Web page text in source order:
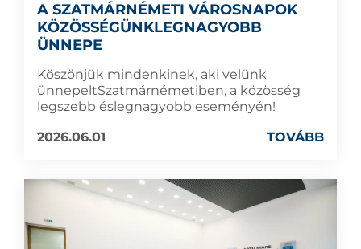
A SZATMÁRNÉMETI VÁROSNAPOK
KÖZÖSSÉGÜNKLEGNAGYOBB
ÜNNEPE
Köszönjük mindenkinek, aki velünk
ünnepeltSzatmárnémetiben, a közösség
legszebb éslegnagyobb eseményén!
2026.06.01
TOVÁBB